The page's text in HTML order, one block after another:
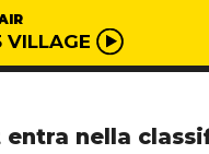
VILLAGE
nella